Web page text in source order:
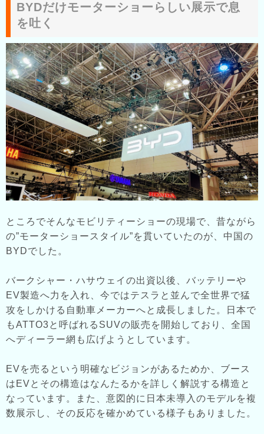
BYDだけモーターショーらしい展示で息
を吐く
ところでそんなモビリティーショーの現場で、昔ながら
の”モーターショースタイル”を貫いていたのが、中国の
BYDでした。
バークシャー・ハサウェイの出資以後、バッテリーや
EV製造へ力を入れ、今ではテスラと並んで全世界で猛
攻をしかける自動車メーカーへと成長しました。日本で
もATTO3と呼ばれるSUVの販売を開始しており、全国
へディーラー網も広げようとしています。
EVを売るという明確なビジョンがあるためか、ブース
はEVとその構造はなんたるかを詳しく解説する構造と
なっています。また、意図的に日本未導入のモデルを複
数展示し、その反応を確かめている様子もありました。